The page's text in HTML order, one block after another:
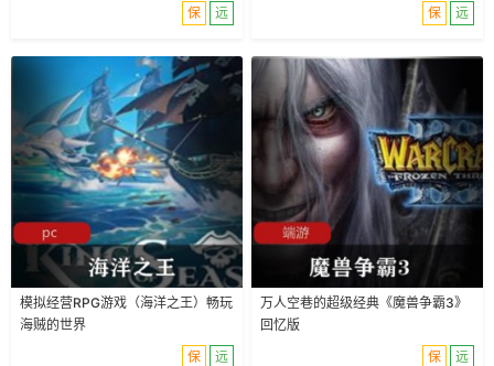
保
远
保
远
模拟经营RPG游戏（海洋之王）畅玩
海贼的世界
保
远
万人空巷的超级经典《魔兽争霸3》
回忆版
保
远